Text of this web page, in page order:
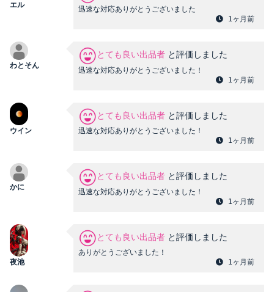
エル
迅速な対応ありがとうございました
1ヶ月前
わとそん
とても良い出品者 と評価しました
迅速な対応ありがとうございました！
1ヶ月前
ウイン
とても良い出品者 と評価しました
迅速な対応ありがとうございました！
1ヶ月前
かに
とても良い出品者 と評価しました
迅速な対応ありがとうございました！
1ヶ月前
夜池
とても良い出品者 と評価しました
ありがとうございました！
1ヶ月前